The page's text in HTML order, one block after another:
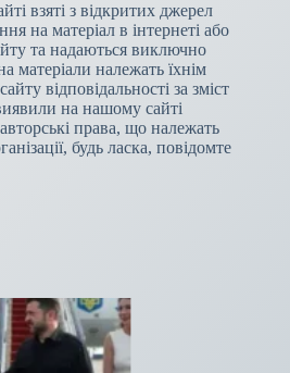
взяті з відкритих джерел
на матеріал в інтернеті або
та надаються виключно
матеріали належать їхнім
відповідальності за зміст
на нашому сайті
права, що належать
будь ласка, повідомте